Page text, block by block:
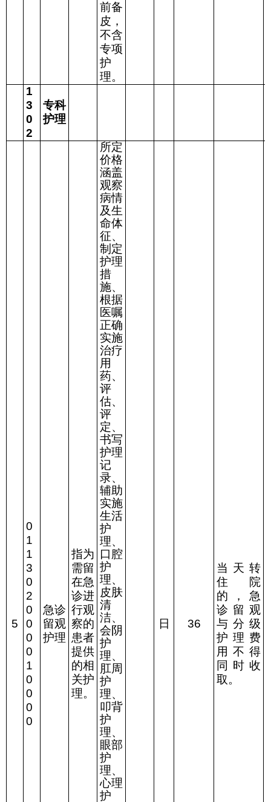
前备
皮，
不含
专项
护
理。
1
3
0
2
专科
护理
5
0
1
1
3
0
2
0
0
0
0
1
0
0
0
0
急诊
留观
护理
指为
需留
在急
诊进
行观
察的
患者
提供
的相
关护
理。
所定
价格
涵盖
观察
病情
及生
命体
征、
制定
护理
措
施、
根据
医嘱
正确
实施
治疗
用
药、
评
估、
评
定、
书写
护理
记
录、
辅助
实施
生活
护
理、
口腔
护
理、
皮肤
清
洁、
会阴
护
理、
肛周
护
理、
叩背
护
理、
眼部
护
理、
心理
护
日 36
当天转
住院
的，急
诊留观
与分级
护理费
用不得
同时收
取。